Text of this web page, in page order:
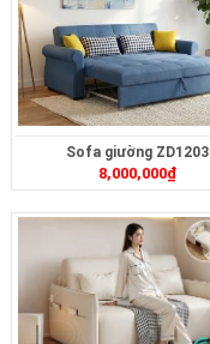
Sofa giường ZD1203
8,000,000₫